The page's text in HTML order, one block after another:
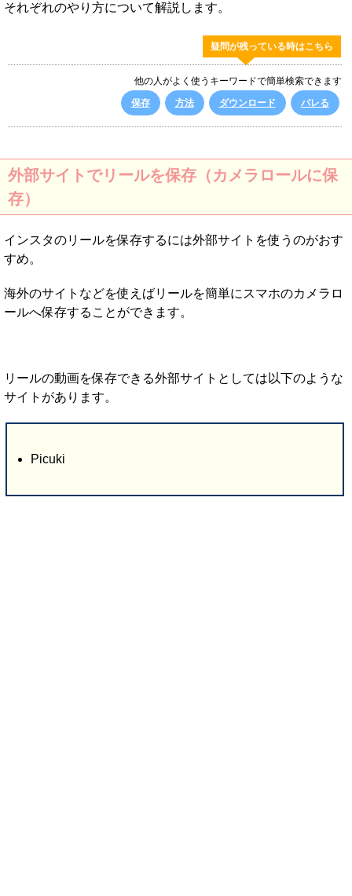
それぞれのやり方について解説します。
疑問が残っている時はこちら
他の人がよく使うキーワードで簡単検索できます
保存
方法 ダウンロード バレる
外部サイトでリールを保存（カメラロールに保
存）
インスタのリールを保存するには外部サイトを使うのがおす
すめ。
海外のサイトなどを使えばリールを簡単にスマホのカメラロ
ールへ保存することができます。
リールの動画を保存できる外部サイトとしては以下のような
サイトがあります。
Picuki